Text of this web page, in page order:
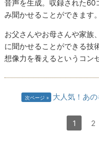
音声を生成。収録された
み聞かせることができます。
お父さんやお母さんや家族
に聞かせることができる技
想像力を養えるというコン
次ページ 大人気！あ
1 2